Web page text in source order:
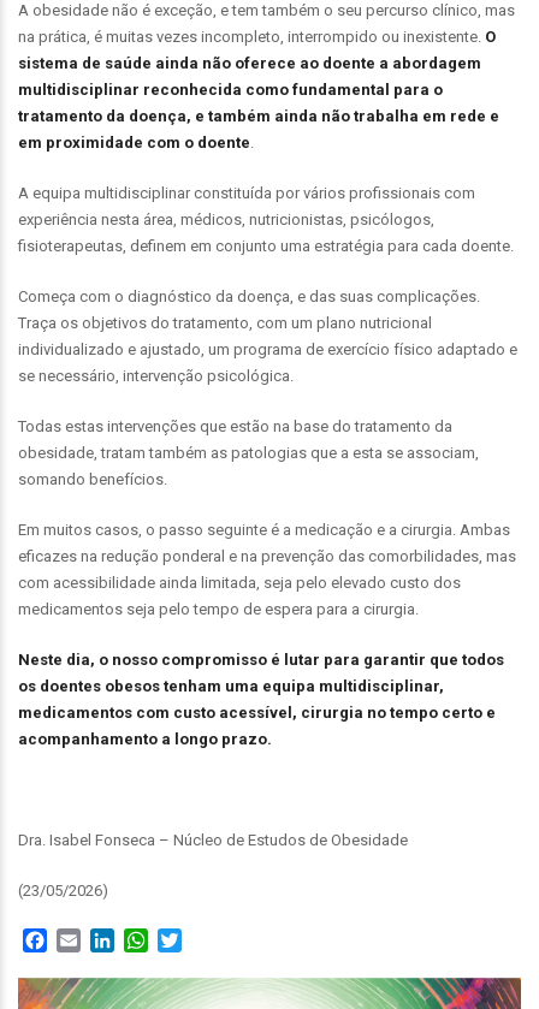
A obesidade não é exceção, e tem também o seu percurso clínico, mas
na prática, é muitas vezes incompleto, interrompido ou inexistente. O
sistema de saúde ainda não oferece ao doente a abordagem
multidisciplinar reconhecida como fundamental para o
tratamento da doença, e também ainda não trabalha em rede e
em proximidade com o doente.
A equipa multidisciplinar constituída por vários profissionais com
experiência nesta área, médicos, nutricionistas, psicólogos,
fisioterapeutas, definem em conjunto uma estratégia para cada doente.
Começa com o diagnóstico da doença, e das suas complicações.
Traça os objetivos do tratamento, com um plano nutricional
individualizado e ajustado, um programa de exercício físico adaptado e
se necessário, intervenção psicológica.
Todas estas intervenções que estão na base do tratamento da
obesidade, tratam também as patologias que a esta se associam,
somando benefícios.
Em muitos casos, o passo seguinte é a medicação e a cirurgia. Ambas
eficazes na redução ponderal e na prevenção das comorbilidades, mas
com acessibilidade ainda limitada, seja pelo elevado custo dos
medicamentos seja pelo tempo de espera para a cirurgia.
Neste dia, o nosso compromisso é lutar para garantir que todos
os doentes obesos tenham uma equipa multidisciplinar,
medicamentos com custo acessível, cirurgia no tempo certo e
acompanhamento a longo prazo.
Dra. Isabel Fonseca – Núcleo de Estudos de Obesidade
(23/05/2026)
Facebook
Email LinkedInWhatsApp